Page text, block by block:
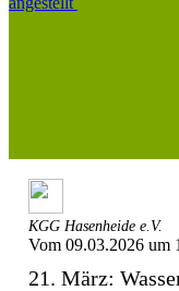
KGG Hasenheide e.V.
Vom 09.03.2026 um
21. März: